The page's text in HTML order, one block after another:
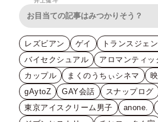
レズビアン ゲイ
トランスジェ
バイセクシュアル
アロマンティッ
カップル
まくのうちぃシネマ
gAytoZ
GAY会話 スナップログ
東京アイスクリーム男子
anone.